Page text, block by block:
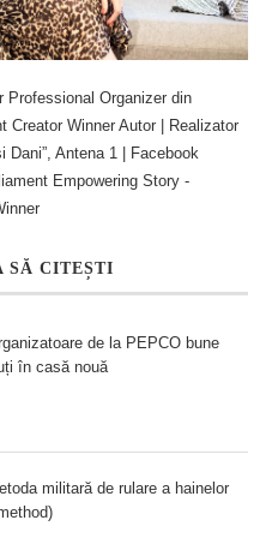
Professional Organizer din
Creator Winner Autor | Realizator
Dani”, Antena 1 | Facebook
Empowering Story -
SĂ CITEȘTI
de la PEPCO bune
în casă nouă
militară de rulare a hainelor